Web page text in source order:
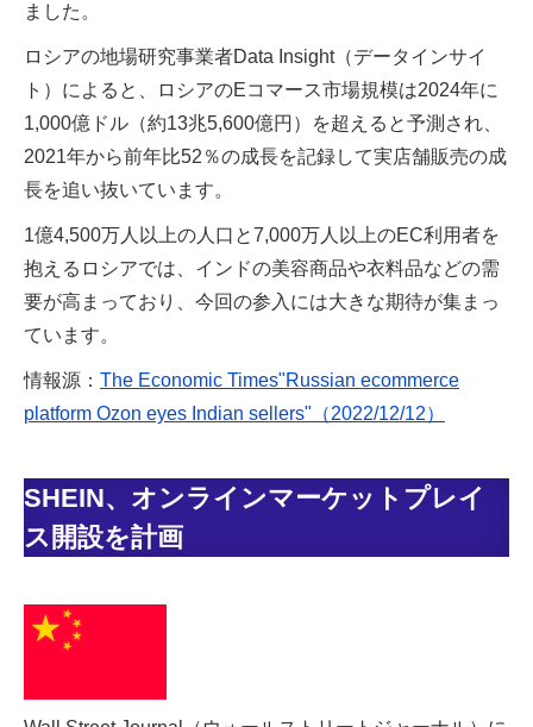
ました。
ロシアの地場研究事業者Data Insight（データインサイ
ト）によると、ロシアのEコマース市場規模は2024年に
1,000億ドル（約13兆5,600億円）を超えると予測され、
2021年から前年比52％の成長を記録して実店舗販売の成
長を追い抜いています。
1億4,500万人以上の人口と7,000万人以上のEC利用者を
抱えるロシアでは、インドの美容商品や衣料品などの需
要が高まっており、今回の参入には大きな期待が集まっ
ています。
情報源： The Economic Times"Russian ecommerce
platform Ozon eyes Indian sellers"（2022/12/12）
SHEIN、オンラインマーケットプレイ
ス開設を計画